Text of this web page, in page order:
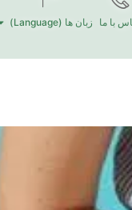
با ما زبان ها (Language)